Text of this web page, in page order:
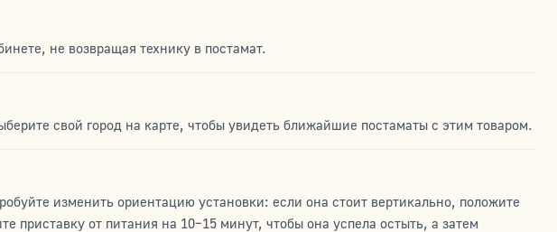
не возвращая технику в постамат.
свой город на карте, чтобы увидеть ближайшие постаматы с этим товаром.
изменить ориентацию установки: если она стоит вертикально, положите
приставку от питания на 10–15 минут, чтобы она успела остыть, а затем